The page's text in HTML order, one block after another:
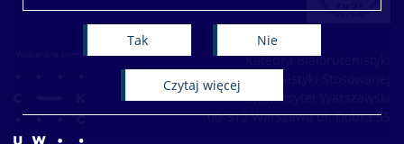
Tak Nie
czytaj więcej
Katedra Białorutenistyki
Wydział Lingwistyki Stosowanej
Uniwersytet Warszawski
00-312 Warszawa ul. Dobra 55